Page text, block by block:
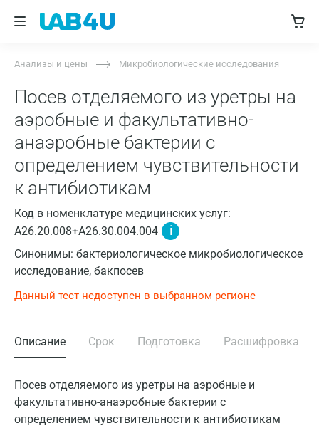
Анализы и цены Микробиологические исследования
Посев отделяемого из уретры на
аэробные и факультативно-
анаэробные бактерии с
определением чувствительности
к антибиотикам
Код в номенклатуре медицинских услуг:
A26.20.008+A26.30.004.004
i
Синонимы: бактериологическое микробиологическое
исследование, бакпосев
Данный тест недоступен в выбранном регионе
Описание Срок Подготовка Расшифровка
Посев отделяемого из уретры на аэробные и
факультативно-анаэробные бактерии с
определением чувствительности к антибиотикам